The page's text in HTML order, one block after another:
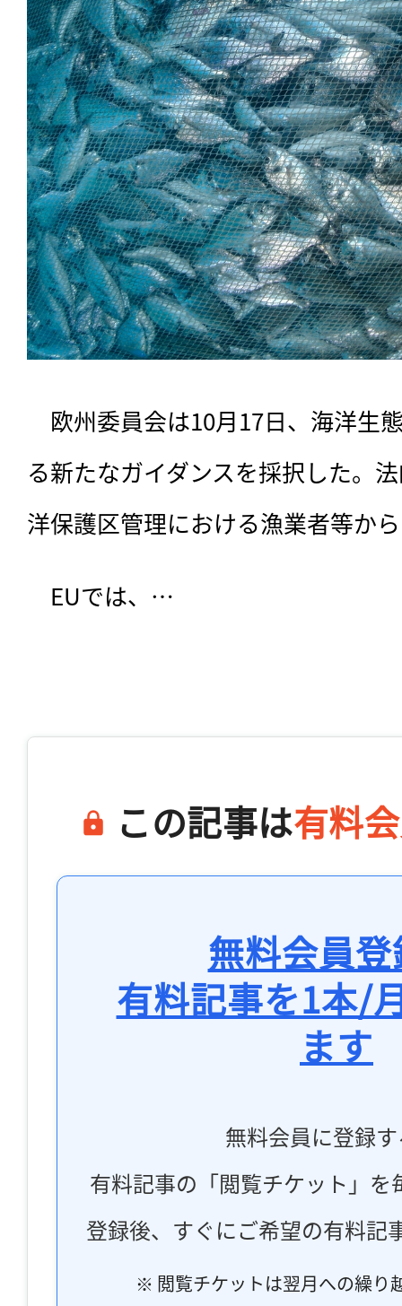
欧州委員会は10月17日、海洋生
る新たなガイダンスを採択した。
洋保護区管理における漁業者等か
EUでは、…
この記事は有料
無料会員
有料記事を1本/
ます
無料会員に登録
有料記事の「閲覧チケット」
登録後、すぐにご希望の有料記
※ 閲覧チケットは翌月への繰り